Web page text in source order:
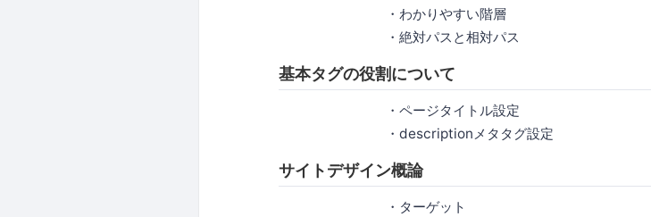
・わかりやすい階層
・絶対パスと相対パス
基本タグの役割について
・ページタイトル設定
・descriptionメタタグ設定
サイトデザイン概論
・ターゲット